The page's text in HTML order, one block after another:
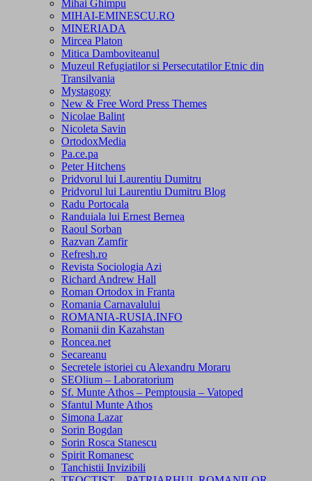
Mihai Ghimpu
MIHAI-EMINESCU.RO
MINERIADA
Mircea Platon
Mitica Damboviteanul
Muzeul Refugiatilor si Persecutatilor Etnic din
Transilvania
Mystagogy
New & Free Word Press Themes
Nicolae Balint
Nicoleta Savin
OrtodoxMedia
Pa.ce.pa
Peter Hitchens
Pridvorul lui Laurentiu Dumitru
Pridvorul lui Laurentiu Dumitru Blog
Radu Portocala
Randuiala lui Ernest Bernea
Raoul Sorban
Razvan Zamfir
Refresh.ro
Revista Sociologia Azi
Richard Andrew Hall
Roman Ortodox in Franta
Romania Carnavalului
ROMANIA-RUSIA.INFO
Romanii din Kazahstan
Roncea.net
Secareanu
Secretele istoriei cu Alexandru Moraru
SEOlium – Laboratorium
Sf. Munte Athos – Pemptousia – Vatoped
Sfantul Munte Athos
Simona Lazar
Sorin Bogdan
Sorin Rosca Stanescu
Spirit Romanesc
Tanchistii Invizibili